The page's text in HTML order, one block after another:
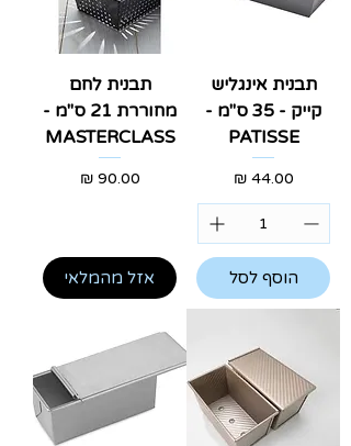
תבנית אינגליש
קייק - 35 ס"מ -
PATISSE
מחיר
הוסף לסל
תבנית לחם
מחוררת 21 ס"מ -
MASTERCLASS
מחיר
אזל מהמלאי